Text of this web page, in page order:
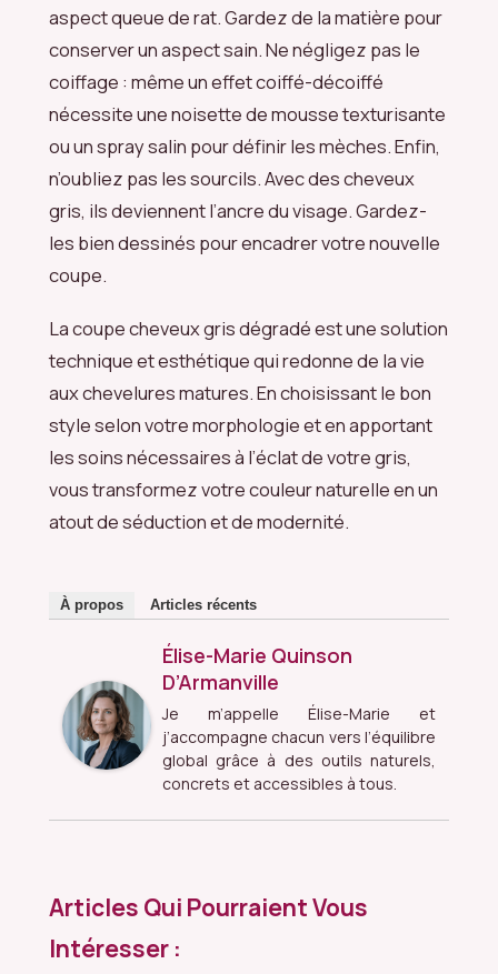
aspect queue de rat. Gardez de la matière pour
conserver un aspect sain. Ne négligez pas le
coiffage : même un effet coiffé-décoiffé
nécessite une noisette de mousse texturisante
ou un spray salin pour définir les mèches. Enfin,
n’oubliez pas les sourcils. Avec des cheveux
gris, ils deviennent l’ancre du visage. Gardez-
les bien dessinés pour encadrer votre nouvelle
coupe.
La coupe cheveux gris dégradé est une solution
technique et esthétique qui redonne de la vie
aux chevelures matures. En choisissant le bon
style selon votre morphologie et en apportant
les soins nécessaires à l’éclat de votre gris,
vous transformez votre couleur naturelle en un
atout de séduction et de modernité.
À propos Articles récents
Élise-Marie Quinson
D’Armanville
Je m’appelle Élise-Marie et
j’accompagne chacun vers l’équilibre
global grâce à des outils naturels,
concrets et accessibles à tous.
Articles Qui Pourraient Vous
Intéresser :